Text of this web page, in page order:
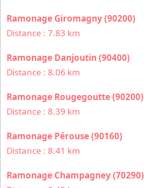
Ramonage Giromagny (90200)
Distance : 7.83 km
Ramonage Danjoutin (90400)
Distance : 8.06 km
Ramonage Rougegoutte (90200)
Distance : 8.39 km
Ramonage Pérouse (90160)
Distance : 8.41 km
Ramonage Champagney (70290)